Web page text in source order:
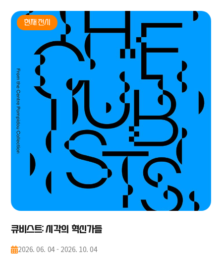
현재 전시
큐비스트: 시각의 혁신가들
2026. 06. 04 - 2026. 10. 04